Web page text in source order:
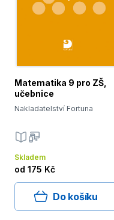
Matematika 9 pro ZŠ,
učebnice
Nakladatelství Fortuna
Skladem
od 175 Kč
Do košíku